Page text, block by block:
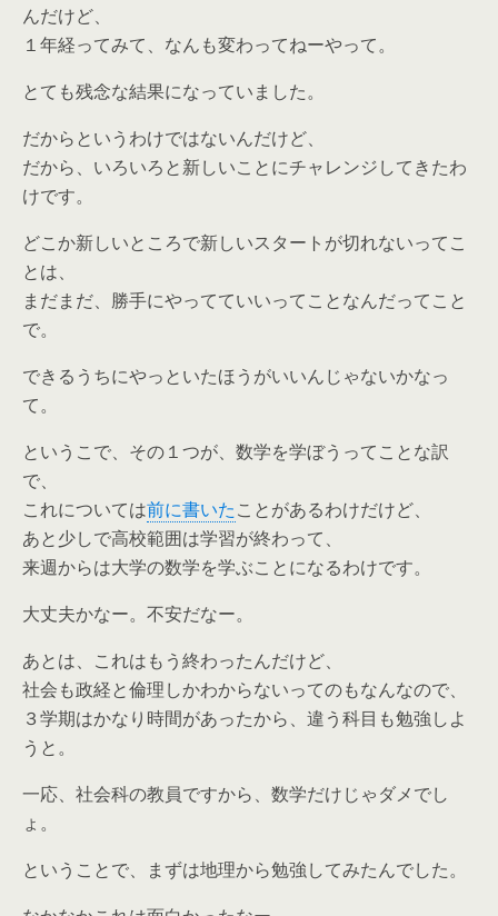
んだけど、
１年経ってみて、なんも変わってねーやって。
とても残念な結果になっていました。
だからというわけではないんだけど、
だから、いろいろと新しいことにチャレンジしてきたわ
けです。
どこか新しいところで新しいスタートが切れないってこ
とは、
まだまだ、勝手にやってていいってことなんだってこと
で。
できるうちにやっといたほうがいいんじゃないかなっ
て。
というこで、その１つが、数学を学ぼうってことな訳
で、
これについては前に書いたことがあるわけだけど、
あと少しで高校範囲は学習が終わって、
来週からは大学の数学を学ぶことになるわけです。
大丈夫かなー。不安だなー。
あとは、これはもう終わったんだけど、
社会も政経と倫理しかわからないってのもなんなので、
３学期はかなり時間があったから、違う科目も勉強しよ
うと。
一応、社会科の教員ですから、数学だけじゃダメでし
ょ。
ということで、まずは地理から勉強してみたんでした。